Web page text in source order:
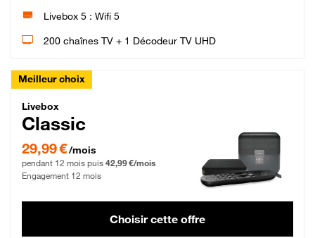
Livebox 5 : Wifi 5
200 chaînes TV + 1 Décodeur TV UHD
Meilleur choix
Livebox Classic Fibre
Livebox
Classic
29,99 € par mois pendant 12 mois puis 42,99 € par mois, Engagement 12 mois
29,99 €/mois
pendant 12 mois puis 42,99 €/mois
Engagement 12 mois
Choisir cette offre